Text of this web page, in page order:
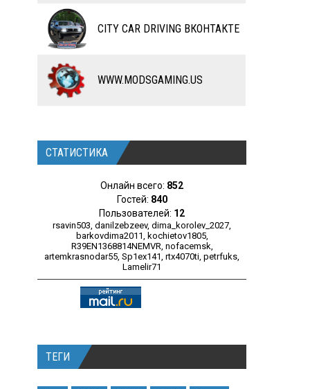
ЧИТЫ
ПРОГРАММЫ
РАЗНОЕ
CITY CAR DRIVING ВКОНТАКТЕ
WWW.MODSGAMING.US
СТАТИСТИКА
Онлайн всего: 852
Гостей: 840
Пользователей: 12
rsavin503,danilzebzeev,dima_korolev_2027,
barkovdima2011, kochietov1805,
R39EN1368814NEMVR, nofacemsk,
artemkrasnodar55,Sp1ex141,rtx4070ti,petrfuks,
Lamelir71
ТЕГИ